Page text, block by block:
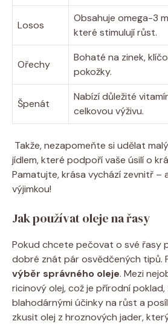
Losos
Obsahuje omega-3
které stimulují růst.
Ořechy
Bohaté na zinek,⁤
pokožky.
Špenát
Nabízí ⁤důležité⁣
celkovou výživu.
Takže, nezapomeňte ​si udělat
jídlem, které podpoří vaše úsilí o
Pamatujte, krása vychází⁢ zevnitř –
výjimkou!
Jak používat oleje⁤ na řasy
Pokud ⁣chcete ⁢pečovat o ‍své ​řasy
dobré znát ‍pár ‍osvědčených tipů.
výběr​ správného oleje. Mezi
ricinový olej, ‌což je ​přírodní ‍poklad,
blahodárnými účinky na růst a
zkusit olej ⁢z hroznových jader,